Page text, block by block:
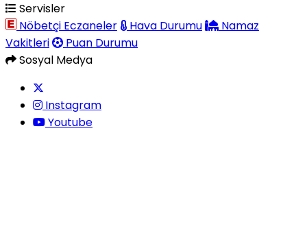
Servisler
Nöbetçi Eczaneler
Hava Durumu
Namaz
Vakitleri
Puan Durumu
Sosyal Medya
Instagram
Youtube